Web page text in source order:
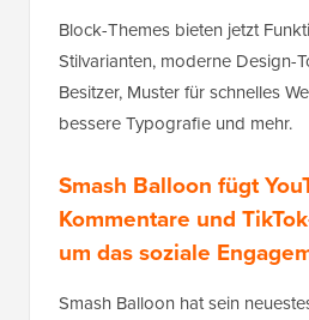
Block-Themes bieten jetzt
Stilvarianten, moderne Design-
Besitzer, Muster für schnelles
bessere Typografie und mehr.
Smash Balloon fügt
Kommentare und
um das soziale
Smash Balloon hat sein